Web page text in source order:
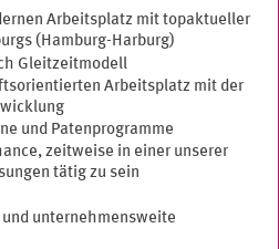
Arbeitsplatz mit topaktueller
(Hamburg-Harburg)
Gleitzeitmodell
Arbeitsplatz mit der
und Patenprogramme
zeitweise in einer unserer
tätig zu sein
unternehmensweite